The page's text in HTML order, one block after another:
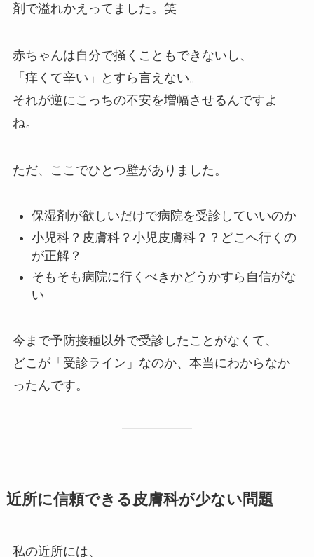
剤で溢れかえってました。笑
赤ちゃんは自分で掻くこともできないし、
「痒くて辛い」とすら言えない。
それが逆にこっちの不安を増幅させるんですよ
ね。
ただ、ここでひとつ壁がありました。
保湿剤が欲しいだけで病院を受診していいのか
小児科？皮膚科？小児皮膚科？？どこへ行くの
が正解？
そもそも病院に行くべきかどうかすら自信がな
い
今まで予防接種以外で受診したことがなくて、
どこが「受診ライン」なのか、本当にわからなか
ったんです。
近所に信頼できる皮膚科が少ない問題
私の近所には、